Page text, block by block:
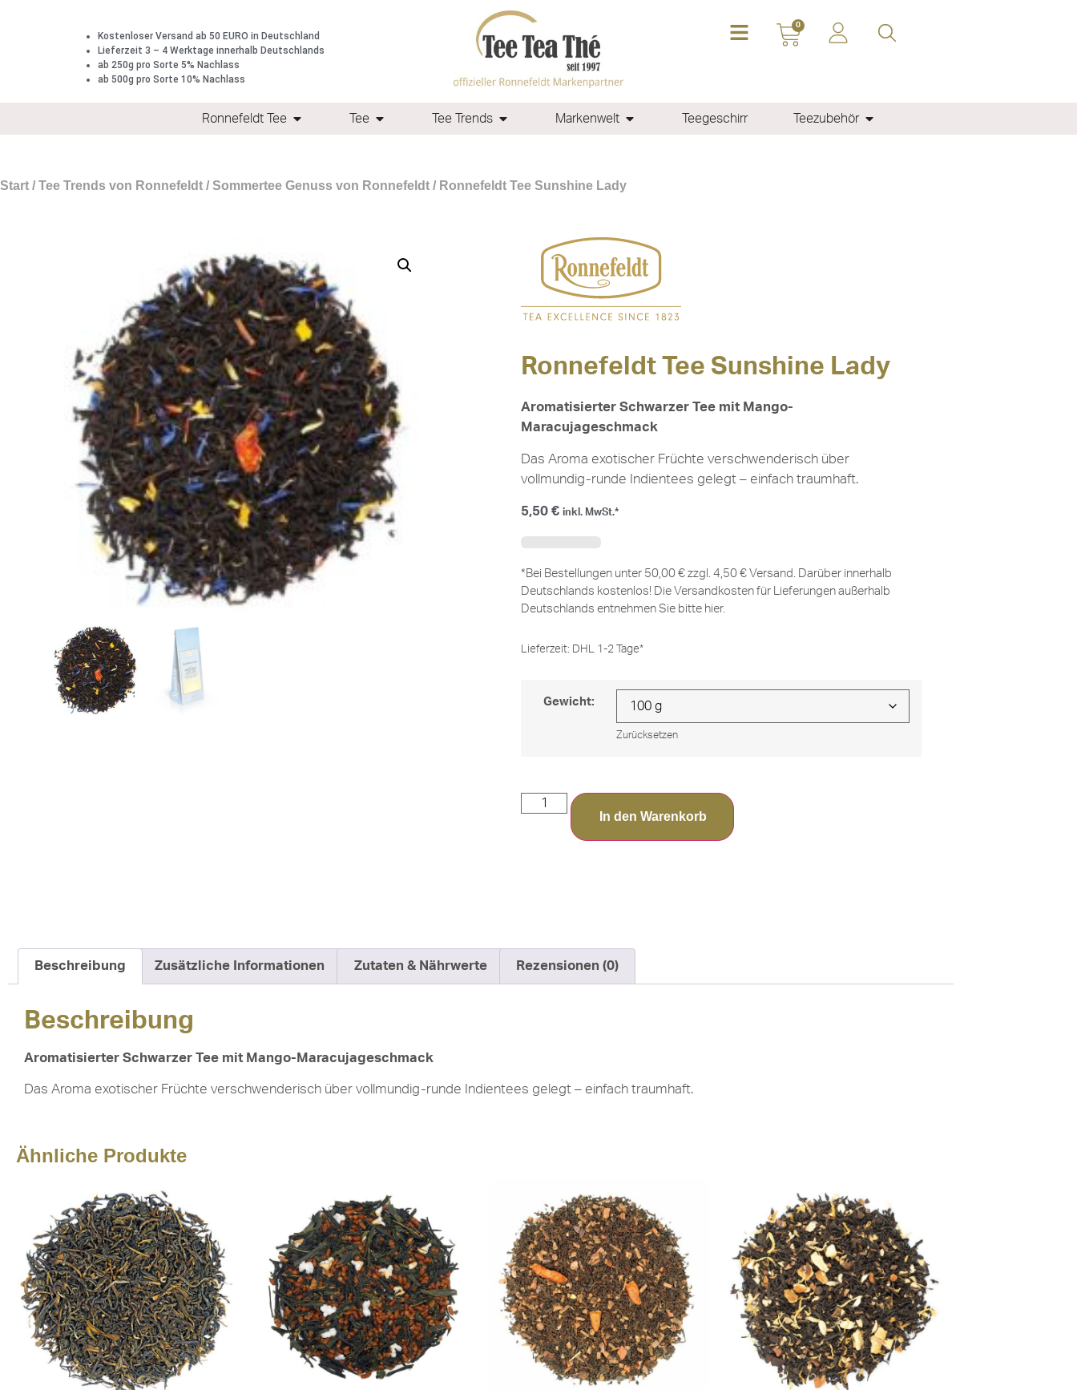
Kostenloser Versand ab 50 EURO in Deutschland
Lieferzeit 3 – 4 Werktage innerhalb Deutschlands
ab 250g pro Sorte 5% Nachlass
ab 500g pro Sorte 10% Nachlass
0
Ronnefeldt Tee Tee Tee Trends Markenwelt Teegeschirr Teezubehör
Start / Tee Trends von Ronnefeldt / Sommertee Genuss von Ronnefeldt / Ronnefeldt Tee Sunshine Lady
Ronnefeldt Tee Sunshine Lady
Aromatisierter Schwarzer Tee mit Mango-
Maracujageschmack
Das Aroma exotischer Früchte verschwenderisch über
vollmundig-runde Indientees gelegt – einfach traumhaft.
5,50 € inkl. MwSt.*
*Bei Bestellungen unter 50,00 € zzgl. 4,50 € Versand. Darüber innerhalb
Deutschlands kostenlos! Die Versandkosten für Lieferungen außerhalb
Deutschlands entnehmen Sie bitte hier.
Lieferzeit: DHL 1-2 Tage*
Gewicht:
Zurücksetzen
In den Warenkorb
Beschreibung Zusätzliche Informationen Zutaten & Nährwerte Rezensionen (0)
Beschreibung
Aromatisierter Schwarzer Tee mit Mango-Maracujageschmack
Das Aroma exotischer Früchte verschwenderisch über vollmundig-runde Indientees gelegt – einfach traumhaft.
Ähnliche Produkte